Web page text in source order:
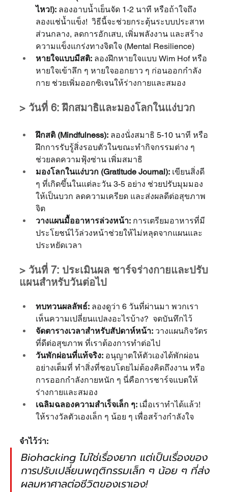
ไหว!): ลองอาบน้ำเย็นจัด 1-2 นาที หรือถ้าใจถึง
ลองแช่น้ำแข็ง!  วิธีนี้จะช่วยกระตุ้นระบบประสาท
ส่วนกลาง, ลดการอักเสบ, เพิ่มพลังงาน และสร้าง
ความแข็งแกร่งทางจิตใจ (Mental Resilience)
หายใจแบบมีสติ: ลองฝึกหายใจแบบ Wim Hof หรือ
หายใจเข้าลึก ๆ หายใจออกยาว ๆ ก่อนออกกำลัง
กาย ช่วยเพิ่มออกซิเจนให้ร่างกายและสมอง
> วันที่ 6: ฝึกสมาธิและมองโลกในแง่บวก
ฝึกสติ (Mindfulness): ลองนั่งสมาธิ 5-10 นาที หรือ
ฝึกการรับรู้สิ่งรอบตัวในขณะทำกิจกรรมต่าง ๆ
ช่วยลดความฟุ้งซ่าน เพิ่มสมาธิ
มองโลกในแง่บวก (Gratitude Journal): เขียนสิ่งดี
ๆ ที่เกิดขึ้นในแต่ละวัน 3-5 อย่าง ช่วยปรับมุมมอง
ให้เป็นบวก ลดความเครียด และส่งผลดีต่อสุขภาพ
จิต
วางแผนมื้ออาหารล่วงหน้า: การเตรียมอาหารที่มี
ประโยชน์ไว้ล่วงหน้าช่วยให้ไม่หลุดจากแผนและ
ประหยัดเวลา
> วันที่ 7: ประเมินผล ชาร์จร่างกายและปรับ
แผนสำหรับวันต่อไป
ทบทวนผลลัพธ์: ลองดูว่า 6 วันที่ผ่านมา พวกเรา
เห็นความเปลี่ยนแปลงอะไรบ้าง?  จดบันทึกไว้
จัดตารางเวลาสำหรับสัปดาห์หน้า: วางแผนกิจวัตร
ที่ดีต่อสุขภาพ ที่เราต้องการทำต่อไป
วันพักผ่อนที่แท้จริง: อนุญาตให้ตัวเองได้พักผ่อน
อย่างเต็มที่ ทำสิ่งที่ชอบโดยไม่ต้องคิดถึงงาน หรือ
การออกกำลังกายหนัก ๆ นี่คือการชาร์จแบตให้
ร่างกายและสมอง
เฉลิมฉลองความสำเร็จเล็ก ๆ: เมื่อเราทำได้แล้ว!
ให้รางวัลตัวเองเล็ก ๆ น้อย ๆ เพื่อสร้างกำลังใจ
จำไว้ว่า:
Biohacking ไม่ใช่เรื่องยาก แต่เป็นเรื่องของ
การปรับเปลี่ยนพฤติกรรมเล็ก ๆ น้อย ๆ ที่ส่ง
ผลมหาศาลต่อชีวิตของเราเอง!